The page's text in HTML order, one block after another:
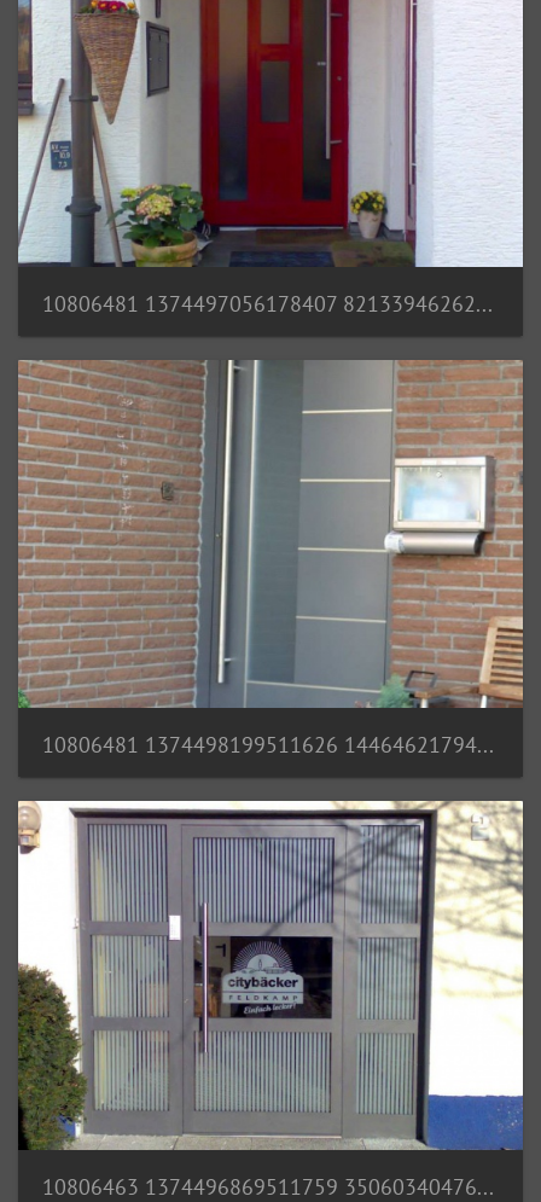
10806481 1374497056178407 8213394626262412020 n
10806481 1374498199511626 1446462179409451576 n
10806463 1374496869511759 3506034047656207313 n